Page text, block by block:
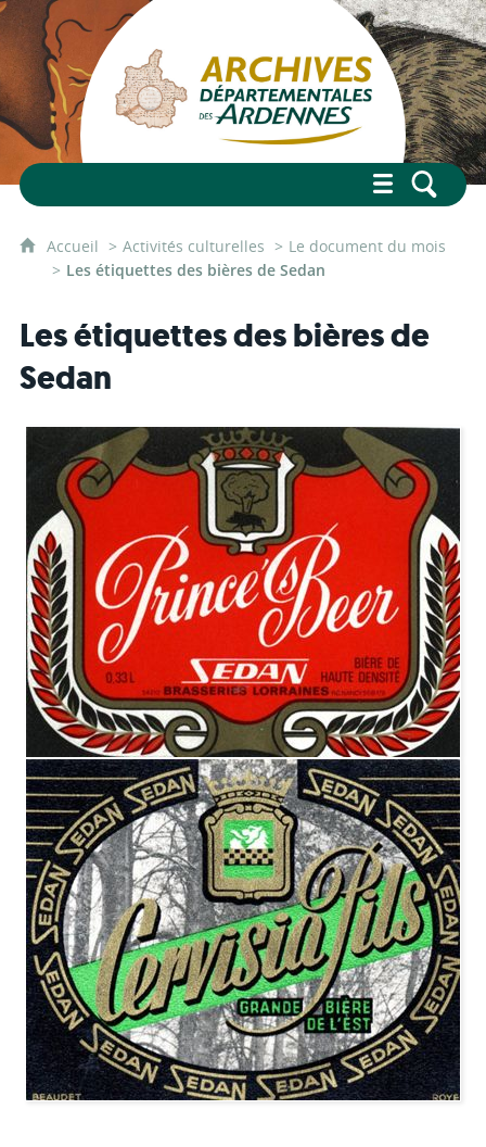
Accueil Activités culturelles
Le document du mois
Les étiquettes des bières de Sedan
Les étiquettes des bières de
Sedan